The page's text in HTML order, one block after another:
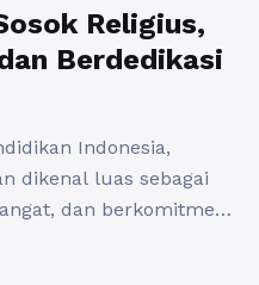
Religius,
Berdedikasi
Indonesia,
dikenal luas sebagai
dan berkomitmen
tetapi juga karena